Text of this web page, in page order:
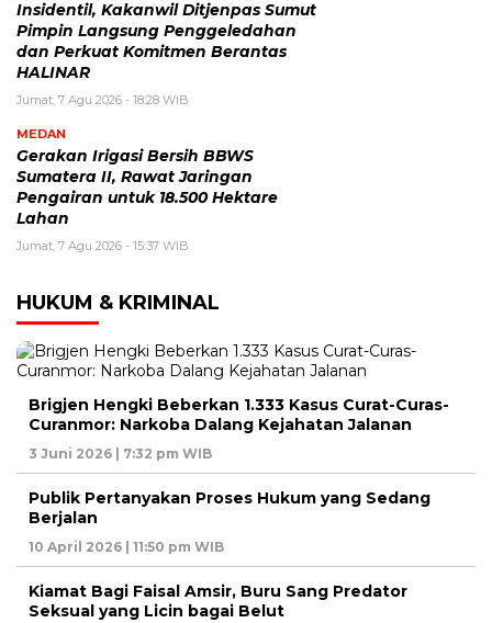
Insidentil, Kakanwil Ditjenpas Sumut
Pimpin Langsung Penggeledahan
dan Perkuat Komitmen Berantas
HALINAR
Jumat, 7 Agu 2026 - 18:28 WIB
MEDAN
Gerakan Irigasi Bersih BBWS
Sumatera II, Rawat Jaringan
Pengairan untuk 18.500 Hektare
Lahan
Jumat, 7 Agu 2026 - 15:37 WIB
HUKUM & KRIMINAL
Brigjen Hengki Beberkan 1.333 Kasus Curat-Curas-
Curanmor: Narkoba Dalang Kejahatan Jalanan
3 Juni 2026 | 7:32 pm WIB
Publik Pertanyakan Proses Hukum yang Sedang
Berjalan
10 April 2026 | 11:50 pm WIB
Kiamat Bagi Faisal Amsir, Buru Sang Predator
Seksual yang Licin bagai Belut